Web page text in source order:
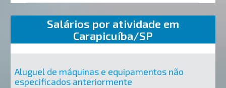
Salários por atividade em
Carapicuíba/SP
Aluguel de máquinas e equipamentos não
especificados anteriormente